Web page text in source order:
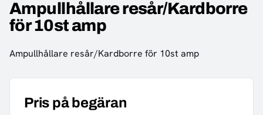
Ampullhållare resår/Kardborre
för 10st amp
Ampullhållare resår/Kardborre för 10st amp
Pris på begäran